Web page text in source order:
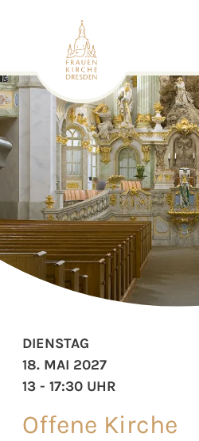
Offene Kirche
DIENSTAG
18. MAI 2027
13 - 17:30 UHR